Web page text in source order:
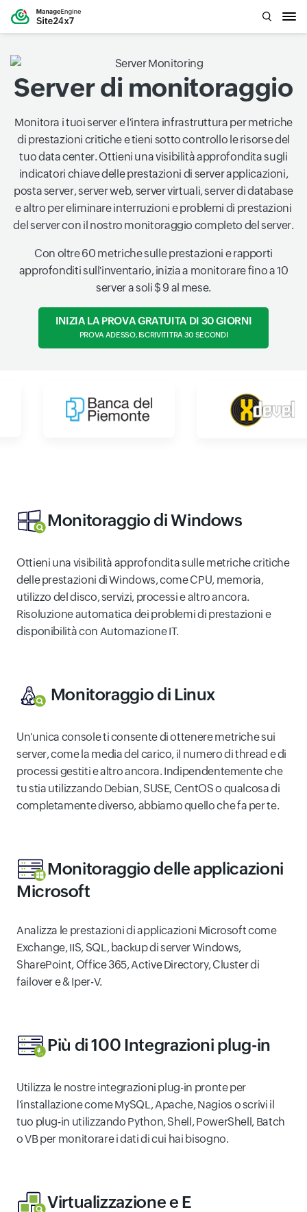
Server di monitoraggio
Monitora i tuoi server e l'intera infrastruttura per metriche
di prestazioni critiche e tieni sotto controllo le risorse del
tuo data center. Ottieni una visibilità approfondita sugli
indicatori chiave delle prestazioni di server applicazioni,
posta server, server web, server virtuali, server di database
e altro per eliminare interruzioni e problemi di prestazioni
del server con il nostro monitoraggio completo del server.
Con oltre 60 metriche sulle prestazioni e rapporti
approfonditi sull'inventario, inizia a monitorare fino a 10
server a soli $ 9 al mese.
INIZIA LA PROVA GRATUITA DI 30 GIORNI
PROVA ADESSO, ISCRIVITI TRA 30 SECONDI
Monitoraggio di Windows
Ottieni una visibilità approfondita sulle metriche critiche
delle prestazioni di Windows, come CPU, memoria,
utilizzo del disco, servizi, processi e altro ancora.
Risoluzione automatica dei problemi di prestazioni e
disponibilità con Automazione IT.
Monitoraggio di Linux
Un'unica console ti consente di ottenere metriche sui
server, come la media del carico, il numero di thread e di
processi gestiti e altro ancora. Indipendentemente che
tu stia utilizzando Debian, SUSE, CentOS o qualcosa di
completamente diverso, abbiamo quello che fa per te.
Monitoraggio delle applicazioni
Microsoft
Analizza le prestazioni di applicazioni Microsoft come
Exchange, IIS, SQL, backup di server Windows,
SharePoint, Office 365, Active Directory, Cluster di
failover e & Iper-V.
Più di 100 Integrazioni plug-in
Utilizza le nostre integrazioni plug-in pronte per
l'installazione come MySQL, Apache, Nagios o scrivi il
tuo plug-in utilizzando Python, Shell, PowerShell, Batch
o VB per monitorare i dati di cui hai bisogno.
Virtualizzazione e E